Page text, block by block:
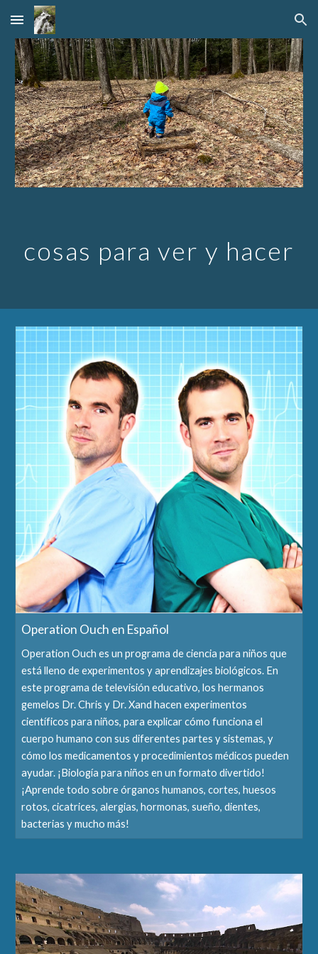
Skip to main content Skip to navigation
cosas para ver y hacer
Operation Ouch en Español
Operation Ouch es un programa de ciencia para niños que
está lleno de experimentos y aprendizajes biológicos. En
este programa de televisión educativo, los hermanos
gemelos Dr. Chris y Dr. Xand hacen experimentos
científicos para niños, para explicar cómo funciona el
cuerpo humano con sus diferentes partes y sistemas, y
cómo los medicamentos y procedimientos médicos pueden
ayudar. ¡Biología para niños en un formato divertido!
¡Aprende todo sobre órganos humanos, cortes, huesos
rotos, cicatrices, alergias, hormonas, sueño, dientes,
bacterias y mucho más!